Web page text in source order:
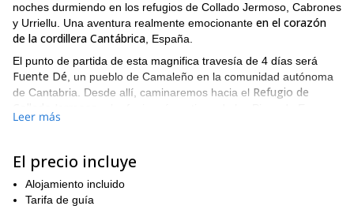
noches durmiendo en los refugios de Collado Jermoso, Cabrones
y Urriellu. Una aventura realmente emocionante en el corazón
de la cordillera Cantábrica , España.
El punto de partida de esta magnifica travesía de 4 días será
Fuente Dé , un pueblo de Camaleño en la comunidad autónoma
de Cantabria. Desde allí, caminaremos hacia el Refugio de
ubicado en un lugar realmente hermoso frente a la Torre del
En el día 2 caminaremos 9 km para llegar al refugio más
inaccesible del viaje:
metros de altitud. Nuestro objetivo para el próximo día será
Leer más
El precio incluye
Alojamiento incluido
Tarifa de guía